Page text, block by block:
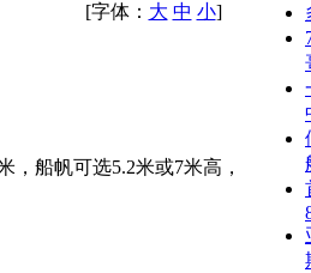
[字体： 大 中 小]
船帆可选5.2米或7米高，